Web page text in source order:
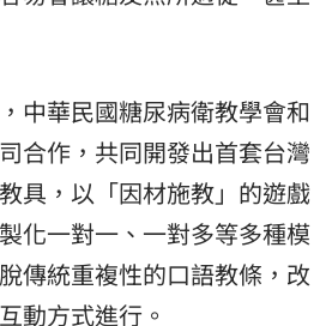
中華民國糖尿病衛教學會和
合作，共同開發出首套台灣
具，以「因材施教」的遊戲
化一對一、一對多等多種模
傳統重複性的口語教條，改
動方式進行。